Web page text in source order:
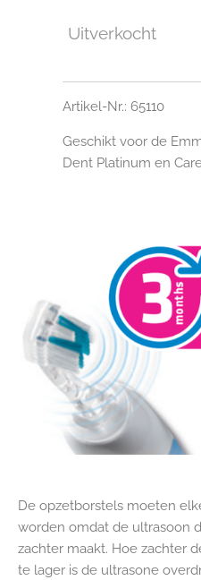
Uitverkocht
Artikel-Nr.: 65110
Geschikt voor de
Dent Platinum en
De opzetborstels moeten
worden omdat de ultrasoon
zachter maakt. Hoe zachter
te lager is de ultrasone